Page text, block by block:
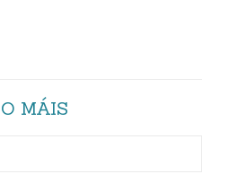
O MÁIS